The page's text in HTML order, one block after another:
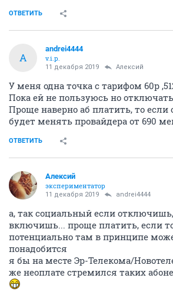
ОТВЕТИТЬ
A
andrei4444
v.i.p.
11 декабря 2019 Алексий
У меня одна точка с тарифом 60р
Пока ей не пользуюсь но
Проще наверно аб платить, то если
будет менять провайдера от 690
ОТВЕТИТЬ
Алексий
экспериментатор
11 декабря 2019 andrei4444
а, так социальный если
включишь... проще платить, если
потенциально там в принципе
понадобится
я бы на месте Эр-Телекома/
же неоплате стремился таких